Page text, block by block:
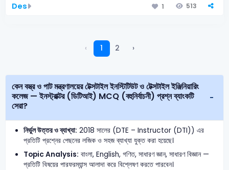
Des 1 513
‹ 1 2 ›
কেন বস্ত্র ও পাট মন্ত্রণালয়ের টেক্সটাইল ইনস্টিটিউট ও টেক্সটাইল ইঞ্জিনিয়ারিং
কলেজ — ইনস্ট্রাক্টর (ডিটিআই) MCQ (বহুনির্বাচনী) প্রশ্ন ব্যাংকটি
সেরা?
নির্ভুল উত্তর ও ব্যাখ্যা: 2018 সালের (DTE – Instructor (DTI)) এর
প্রতিটি প্রশ্নের পেছনের লজিক ও সহজ ব্যাখ্যা যুক্ত করা হয়েছে।
Topic Analysis: বাংলা, English, গণিত, সাধারণ জ্ঞান, সাধারণ বিজ্ঞান —
প্রতিটি বিষয়ের পারফরম্যান্স আলাদা করে বিশ্লেষণ করতে পারবেন।